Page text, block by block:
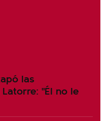
las
"Él no le